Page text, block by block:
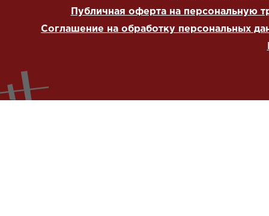
Публичная оферта на персональную
Соглашение на обработку персональных